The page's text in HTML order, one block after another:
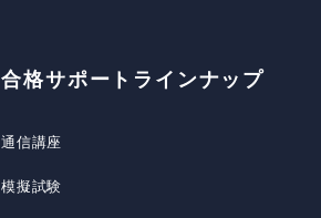
合格サポートラインナップ
通信講座
模擬試験